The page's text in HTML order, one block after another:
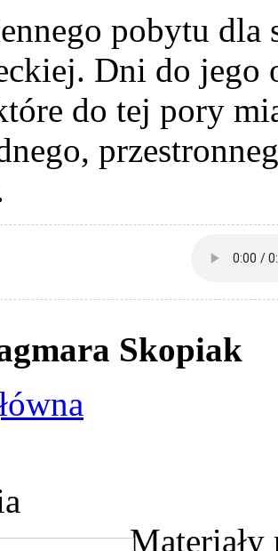
pobytu dla
Dni do jego
do tej pory
Skopiak
Materiały